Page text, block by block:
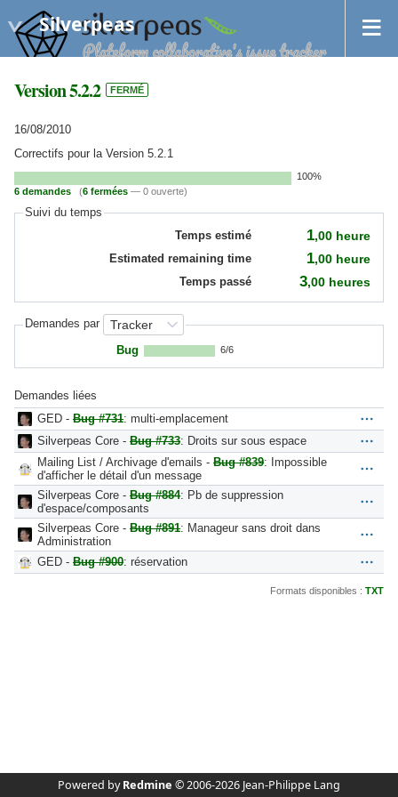
Silverpeas
Version 5.2.2 FERMÉ
16/08/2010
Correctifs pour la Version 5.2.1
100%
6 demandes (6 fermées — 0 ouverte)
Suivi du temps
Temps estimé
1,00 heure
Estimated remaining time 1,00 heure
Temps passé 3,00 heures
Demandes par
Bug 6/6
Demandes liées
GED - Bug #731: multi-emplacement
Silverpeas Core - Bug #733: Droits sur sous espace
Mailing List / Archivage d'emails - Bug #839: Impossible
d'afficher le détail d'un message
Silverpeas Core - Bug #884: Pb de suppression
d'espace/composants
Silverpeas Core - Bug #891: Manageur sans droit dans
Administration
GED - Bug #900: réservation
Formats disponibles : TXT
Powered byRedmine © 2006-2026 Jean-Philippe Lang